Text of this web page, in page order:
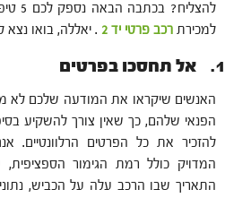
למכירת רכב פרטי יד 2 . יאללה, בואו נצא
1. אל תחסכו בפרטים
האנשים שיקראו את המודעה שלכם לא
הפנאי שלהם, כך שאין צורך להשקיע
להזכיר את כל הפרטים הרלוונטיים.
המדויק כולל רמת הגימור
התאריך שבו הרכב עלה על הכביש,